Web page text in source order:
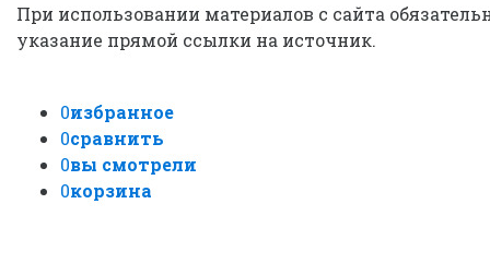
При использовании материалов с сайта
указание прямой ссылки на источник.
0избранное
0сравнить
0вы смотрели
0корзина